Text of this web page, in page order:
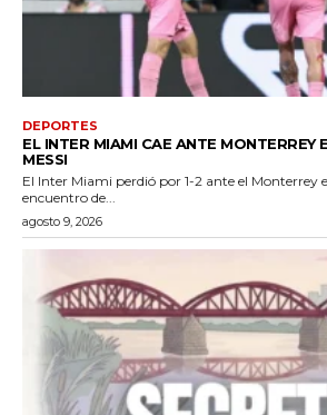
DEPORTES
EL INTER MIAMI CAE ANTE MONTERREY
MESSI
El Inter Miami perdió por 1-2 ante el Monterrey
encuentro de...
agosto 9, 2026